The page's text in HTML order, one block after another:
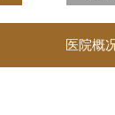
医院概